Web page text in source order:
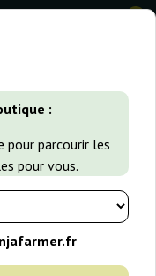
:
pour parcourir les
pour vous.
0
Critical Critical